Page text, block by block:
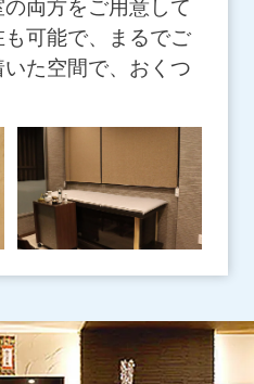
両方をご用意して
可能で、まるでご
た空間で、おくつ